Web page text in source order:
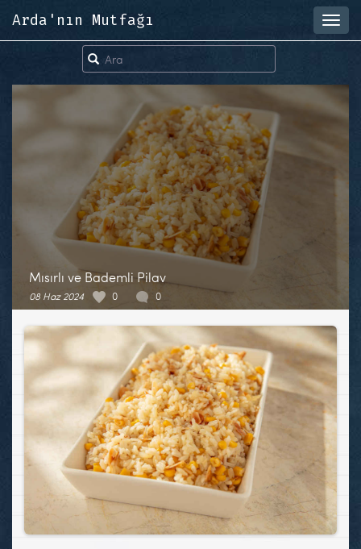
Arda'nın Mutfağı
Mısırlı ve Bademli Pilav
08 Haz 2024 0 0